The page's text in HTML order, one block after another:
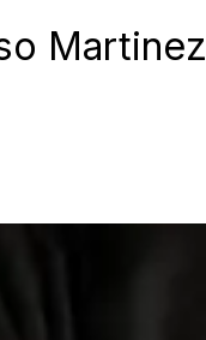
Martinez